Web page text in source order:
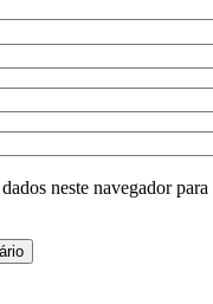
neste navegador